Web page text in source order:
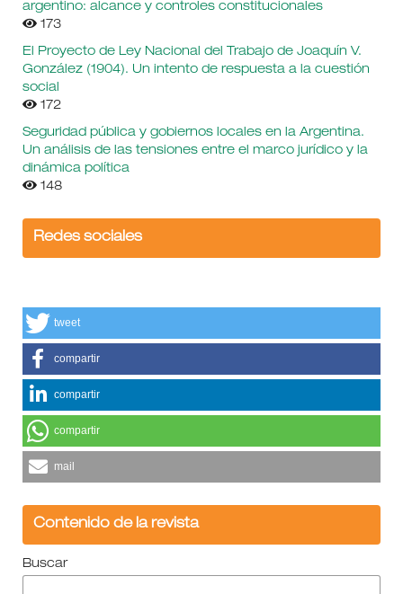
argentino: alcance y controles constitucionales
173
El Proyecto de Ley Nacional del Trabajo de Joaquín V.
González (1904). Un intento de respuesta a la cuestión
social
172
Seguridad pública y gobiernos locales en la Argentina.
Un análisis de las tensiones entre el marco jurídico y la
dinámica política
148
Redes sociales
tweet
compartir
compartir
compartir
mail
Contenido de la revista
Buscar